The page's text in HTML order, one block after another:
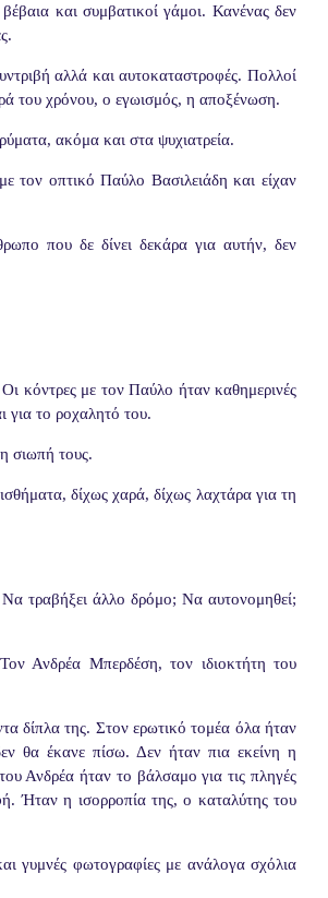
και συμβατικοί γάμοι. Κανένας δεν
αλλά και αυτοκαταστροφές. Πολλοί
του χρόνου, ο εγωισμός, η αποξένωση.
ακόμα και στα ψυχιατρεία.
τον οπτικό Παύλο Βασιλειάδη και είχαν
που δε δίνει δεκάρα για αυτήν, δεν
κόντρες με τον Παύλο ήταν καθημερινές
για το ροχαλητό του.
σιωπή τους.
δίχως χαρά, δίχως λαχτάρα για τη
τραβήξει άλλο δρόμο; Να αυτονομηθεί;
Ανδρέα Μπερδέση, τον ιδιοκτήτη του
δίπλα της. Στον ερωτικό τομέα όλα ήταν
θα έκανε πίσω. Δεν ήταν πια εκείνη η
Ανδρέα ήταν το βάλσαμο για τις πληγές
Ήταν η ισορροπία της, ο καταλύτης του
γυμνές φωτογραφίες με ανάλογα σχόλια